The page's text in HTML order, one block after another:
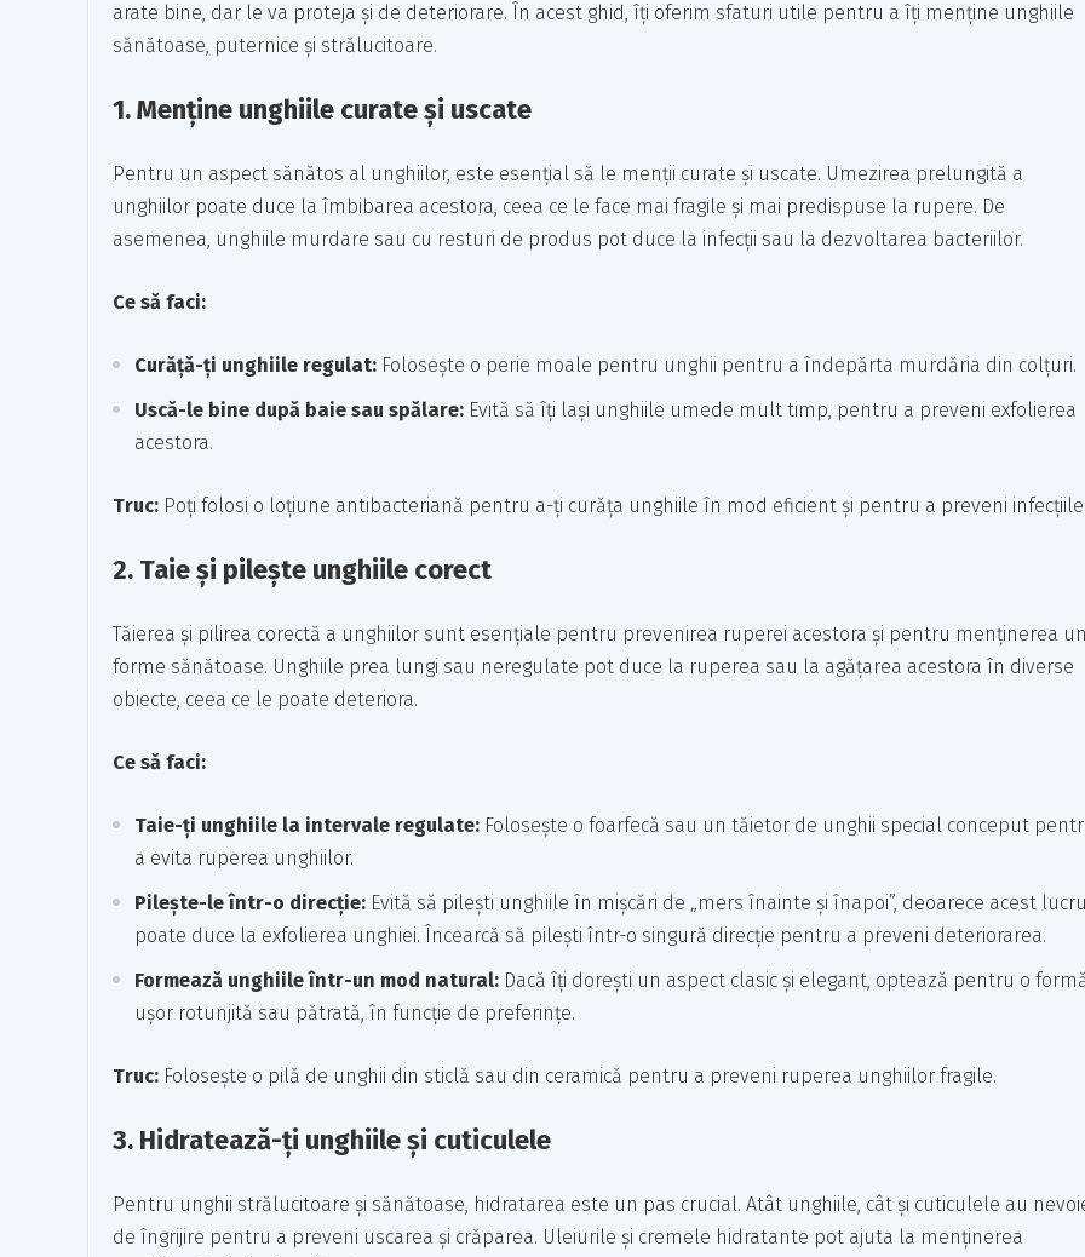
arate bine, dar le va proteja și de deteriorare. În acest ghid, îți oferim sfaturi utile pentru a îți menține unghiile
sănătoase, puternice și strălucitoare.
1.Menține unghiile curate și uscate
Pentru un aspect sănătos al unghiilor, este esențial să le menții curate și uscate. Umezirea prelungită a
unghiilor poate duce la îmbibarea acestora, ceea ce le face mai fragile și mai predispuse la rupere. De
asemenea, unghiile murdare sau cu resturi de produs pot duce la infecții sau la dezvoltarea bacteriilor.
Ce să faci:
Curăță-ți unghiile regulat: Folosește o perie moale pentru unghii pentru a îndepărta murdăria din colțuri.
Uscă-le bine după baie sau spălare: Evită să îți lași unghiile umede mult timp, pentru a preveni exfolierea
acestora.
Truc: Poți folosi o loțiune antibacteriană pentru a-ți curăța unghiile în mod eficient și pentru a preveni
2. Taie și pilește unghiile corect
Tăierea și pilirea corectă a unghiilor sunt esențiale pentru prevenirea ruperei acestora și pentru menținerea
forme sănătoase. Unghiile prea lungi sau neregulate pot duce la ruperea sau la agățarea acestora în diverse
obiecte, ceea ce le poate deteriora.
Ce să faci:
Taie-ți unghiile la intervale regulate: Folosește o foarfecă sau un tăietor de unghii special conceput
a evita ruperea unghiilor.
Pilește-le într-o direcție: Evită să pilești unghiile în mișcări de „mers înainte și înapoi”, deoarece acest
poate duce la exfolierea unghiei. Încearcă să pilești într-o singură direcție pentru a preveni deteriorarea.
Formează unghiile într-un mod natural: Dacă îți dorești un aspect clasic și elegant, optează pentru o
ușor rotunjită sau pătrată, în funcție de preferințe.
Truc: Folosește o pilă de unghii din sticlă sau din ceramică pentru a preveni ruperea unghiilor fragile.
3. Hidratează-ți unghiile și cuticulele
Pentru unghii strălucitoare și sănătoase, hidratarea este un pas crucial. Atât unghiile, cât și cuticulele au
de îngrijire pentru a preveni uscarea și crăparea. Uleiurile și cremele hidratante pot ajuta la menținerea